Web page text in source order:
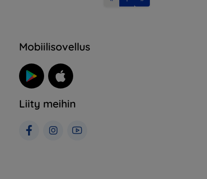
Mobiilisovellus
Liity meihin